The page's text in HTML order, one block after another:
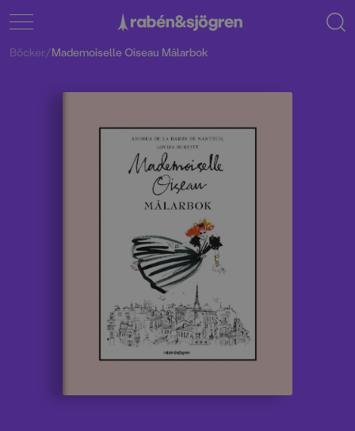
Böcker/Mademoiselle Oiseau Målarbok